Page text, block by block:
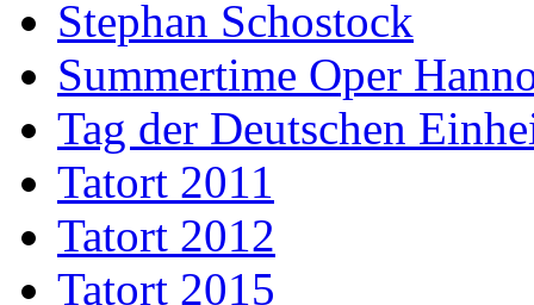
Stephan Schostock
Summertime Oper
Tag der Deutschen
Tatort 2011
Tatort 2012
Tatort 2015